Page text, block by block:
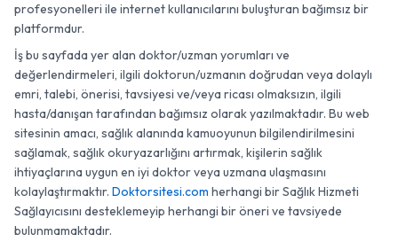
profesyonelleri ile internet kullanıcılarını buluşturan bağımsız bir
platformdur.
İş bu sayfada yer alan doktor/uzman yorumları ve
değerlendirmeleri, ilgili doktorun/uzmanın doğrudan veya dolaylı
emri, talebi, önerisi, tavsiyesi ve/veya ricası olmaksızın, ilgili
hasta/danışan tarafından bağımsız olarak yazılmaktadır. Bu web
sitesinin amacı, sağlık alanında kamuoyunun bilgilendirilmesini
sağlamak, sağlık okuryazarlığını artırmak, kişilerin sağlık
ihtiyaçlarına uygun en iyi doktor veya uzmana ulaşmasını
kolaylaştırmaktır. Doktorsitesi.com herhangi bir Sağlık Hizmeti
Sağlayıcısını desteklemeyip herhangi bir öneri ve tavsiyede
bulunmamaktadır.